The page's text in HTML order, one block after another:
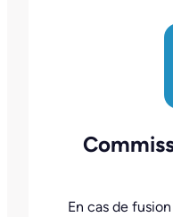
En cas de